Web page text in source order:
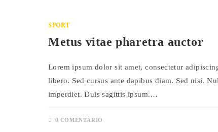
SPORT
Metus vitae pharetra auctor
Lorem ipsum dolor sit amet, consectetur
libero. Sed cursus ante dapibus diam. Sed nisi.
imperdiet. Duis sagittis ipsum.…
0 COMENTÁRIO